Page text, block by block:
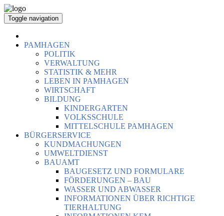
Toggle navigation
PAMHAGEN
POLITIK
VERWALTUNG
STATISTIK & MEHR
LEBEN IN PAMHAGEN
WIRTSCHAFT
BILDUNG
KINDERGARTEN
VOLKSSCHULE
MITTELSCHULE PAMHAGEN
BÜRGERSERVICE
KUNDMACHUNGEN
UMWELTDIENST
BAUAMT
BAUGESETZ UND FORMULARE
FÖRDERUNGEN – BAU
WASSER UND ABWASSER
INFORMATIONEN ÜBER RICHTIGE
TIERHALTUNG